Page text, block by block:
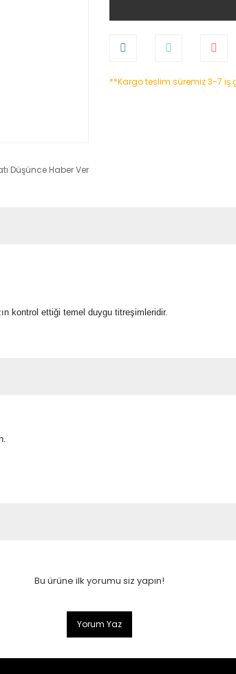
Düşünce Haber Ver
**Kargo teslim süremiz 3-7 iş
kontrol ettiği temel duygu titreşimleridir.
Bu ürüne ilk yorumu siz yapın!
Yorum Yaz